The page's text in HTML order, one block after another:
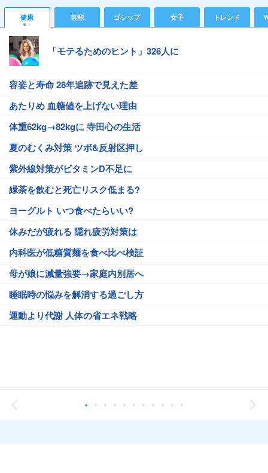
健康 芸能 ゴシップ 女子 トレンド
「モテるためのヒント」326人に
容姿と寿命 28年追跡で見えた差
あたりめ 血糖値を上げない理由
体重62kg→82kgに 寺田心の生活
夏のむくみ対策 ツボ&反射区押し
紫外線対策がビタミンD不足に
緑茶を飲むと死亡リスク低まる?
ヨーグルト いつ食べたらいい?
休みだが疲れる 隠れ疲労対策は
内科医が低糖質麺を食べ比べ検証
母が娘に減量強要→家庭内別居へ
睡眠時の悩みを解消する過ごし方
運動より代謝 人体の省エネ戦略